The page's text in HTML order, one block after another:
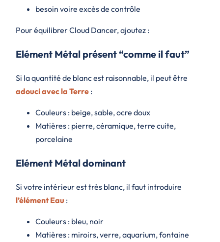
besoin voire excès de contrôle
Pour équilibrer Cloud Dancer, ajoutez :
Elément Métal présent “comme il faut”
Si la quantité de blanc est raisonnable, il peut être
adouci avec la Terre :
Couleurs : beige, sable, ocre doux
Matières : pierre, céramique, terre cuite,
porcelaine
Elément Métal dominant
Si votre intérieur est très blanc, il faut introduire
l’élément Eau :
Couleurs : bleu, noir
Matières : miroirs, verre, aquarium, fontaine